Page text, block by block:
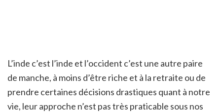
L’inde c’est l’inde et l’occident c’est une autre paire
de manche, à moins d’être riche et à la retraite ou de
prendre certaines décisions drastiques quant à notre
vie, leur approche n’est pas très praticable sous nos